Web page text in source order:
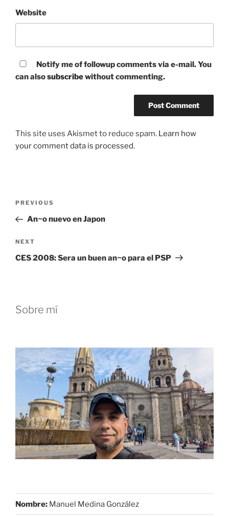
Website
Notify me of followup comments via e-mail. You
can alsosubscribewithout commenting.
This site uses Akismet to reduce spam. Learn how
your comment data is processed.
Previous
Post
PREVIOUS
An~o nuevo en Japon
Next
Post
NEXT
CES 2008: Sera un buen an~o para el PSP
Sobre mí
Nombre: Manuel Medina González